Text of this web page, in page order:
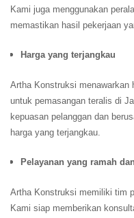
Kami juga menggunakan
memastikan hasil pekerjaan
Harga yang terjangkau
Artha Konstruksi menawarkan
untuk pemasangan teralis di
kepuasan pelanggan dan
harga yang terjangkau.
Pelayanan yang ramah
Artha Konstruksi memiliki tim
Kami siap memberikan